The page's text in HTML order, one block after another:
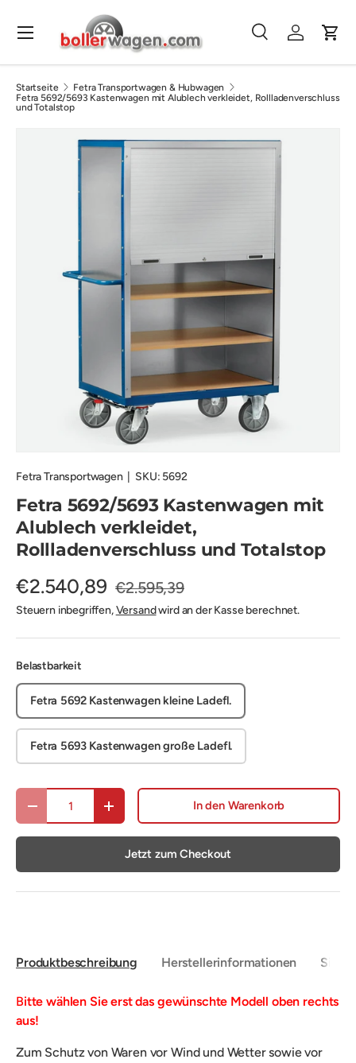
Direkt zum Inhalt
Suchen
SucheEinloggen
Menü
Startseite
Fetra Transportwagen & Hubwagen
Fetra 5692/5693 Kastenwagen mit Alublech verkleidet, Rollladenverschluss
und Totalstop
Fetra Transportwagen| SKU: 5692
Fetra 5692/5693 Kastenwagen mit
Alublech verkleidet,
Rollladenverschluss und Totalstop
€2.540,89 €2.595,39
Steuern inbegriffen,Versandwird an der Kasse berechnet.
Belastbarkeit
Fetra 5692 Kastenwagen kleine Ladefl.
Fetra 5693 Kastenwagen große Ladefl.
Anzahl
Menge verringernMenge erhöhen In den Warenkorb
Jetzt zum Checkout
Produktbeschreibung Herstellerinformationen
Bitte wählen Sie erst das gewünschte Modell oben rechts
aus!
Zum Schutz von Waren vor Wind und Wetter sowie vor